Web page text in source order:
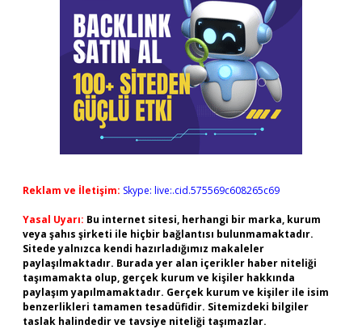
Reklam ve İletişim: Skype: live:.cid.575569c608265c69
Yasal Uyarı: Bu internet sitesi, herhangi bir marka, kurum
veya şahıs şirketi ile hiçbir bağlantısı bulunmamaktadır.
Sitede yalnızca kendi hazırladığımız makaleler
paylaşılmaktadır. Burada yer alan içerikler haber niteliği
taşımamakta olup, gerçek kurum ve kişiler hakkında
paylaşım yapılmamaktadır. Gerçek kurum ve kişiler ile isim
benzerlikleri tamamen tesadüfidir. Sitemizdeki bilgiler
taslak halindedir ve tavsiye niteliği taşımazlar.